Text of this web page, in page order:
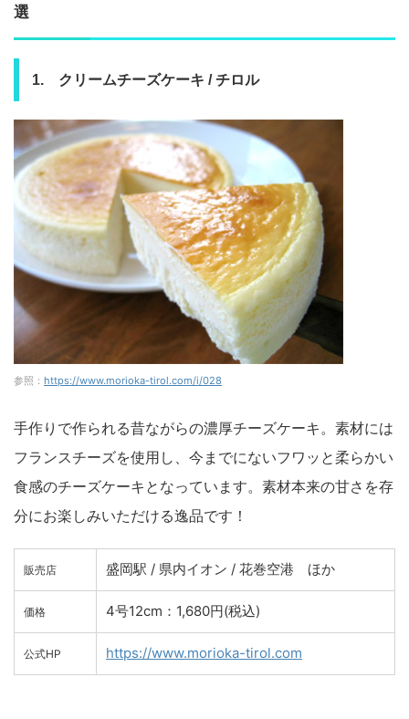
選
1. クリームチーズケーキ / チロル
参照： https://www.morioka-tirol.com/i/028
手作りで作られる昔ながらの濃厚チーズケーキ。素材には
フランスチーズを使用し、今までにないフワッと柔らかい
食感のチーズケーキとなっています。素材本来の甘さを存
分にお楽しみいただける逸品です！
販売店 盛岡駅 / 県内イオン / 花巻空港 ほか
価格 4号12cm：1,680円(税込)
公式HP https://www.morioka-tirol.com